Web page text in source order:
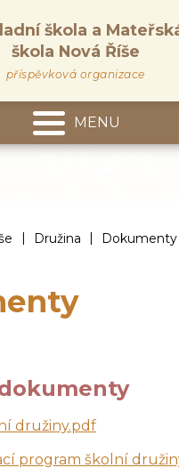
škola a
škola Nová Říše
příspěvková organizace
MENU
| Družina | Dokumenty
družiny.pdf
program školní